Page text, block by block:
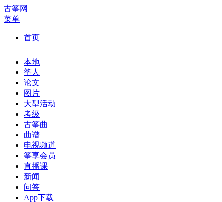
古筝网
菜单
首页
本地
筝人
论文
图片
大型活动
考级
古筝曲
曲谱
电视频道
筝享会员
直播课
新闻
问答
App下载